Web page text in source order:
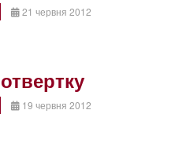
21 червня 2012
19 червня 2012